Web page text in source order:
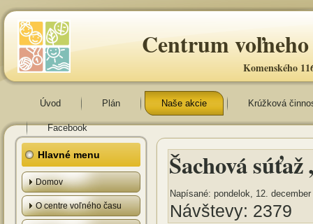
Centrum voľneho
Komenského
Úvod Plán Naše akcie Krúžková
Facebook
Hlavné menu
Domov
O centre voľného času
Šachová
Napísané: pondelok, 12.
Návštevy: 2379